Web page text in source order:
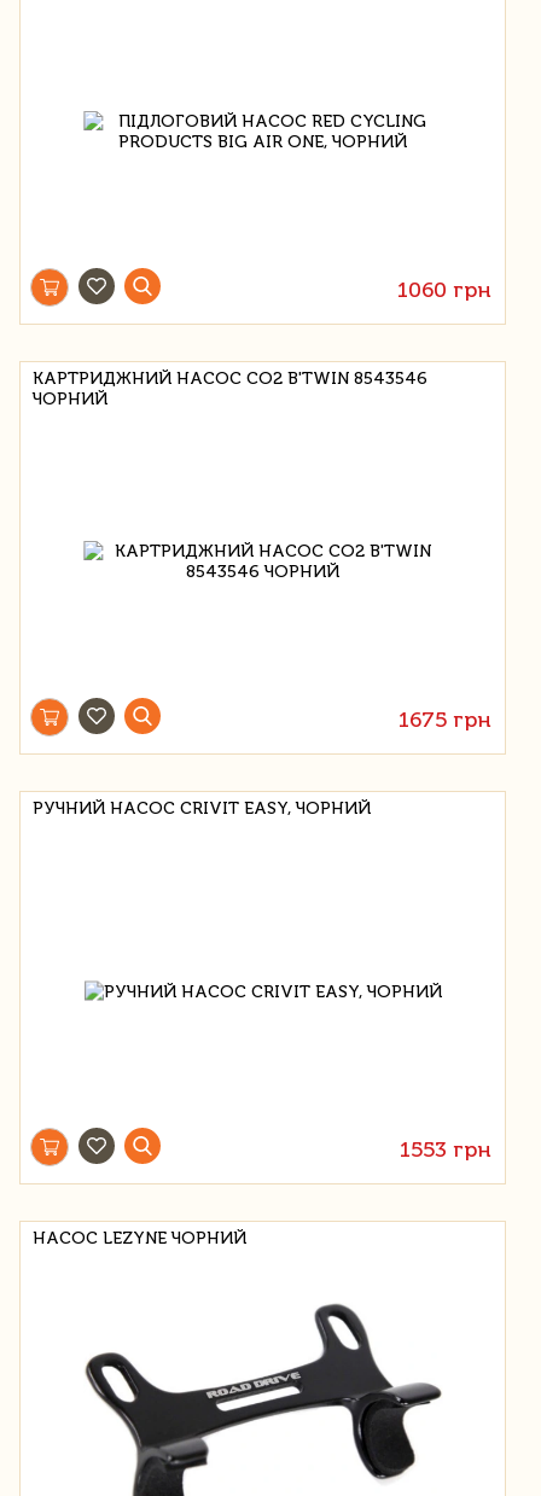
1060 грн
КАРТРИДЖНИЙ НАСОС CO2 B'TWIN 8543546
ЧОРНИЙ
1675 грн
РУЧНИЙ НАСОС CRIVIT EASY, ЧОРНИЙ
1553 грн
НАСОС LEZYNE ЧОРНИЙ